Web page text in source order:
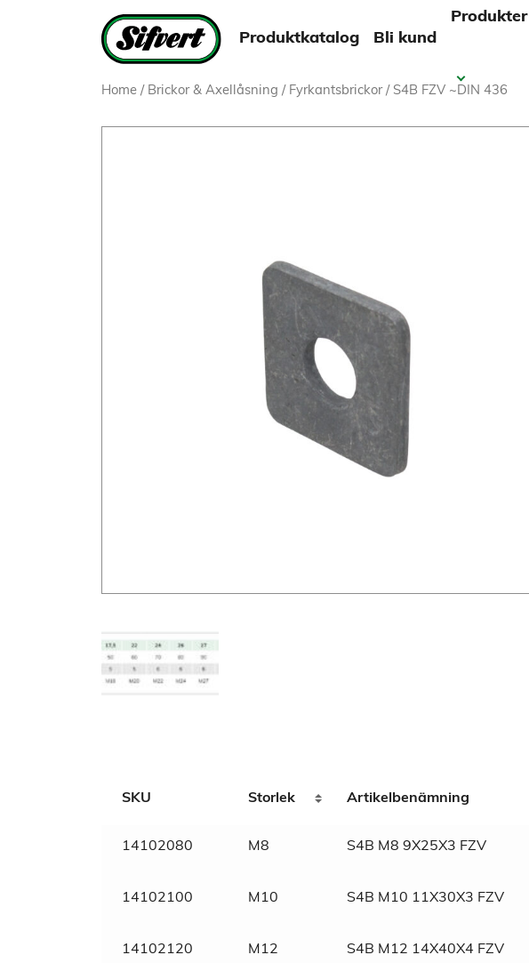
Produktkatalog Bli kund
Produkter
Home / Brickor & Axellåsning / Fyrkantsbrickor/ S4B FZV ~DIN 436
Marknadsnamn Varmförzinkad fyrkantsbricka
SVHC Fri
Material Stål
SKU Storlek Artikelbenämning
14102080 M8 S4B M8 9X25X3 FZV
14102100 M10 S4B M10 11X30X3 FZV
14102120 M12 S4B M12 14X40X4 FZV